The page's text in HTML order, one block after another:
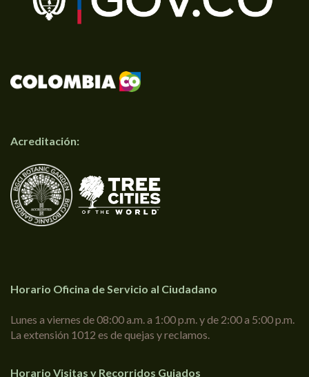
Acreditación:
Horario Oficina de Servicio al Ciudadano
Lunes a viernes de 08:00 a.m. a 1:00 p.m. y de 2:00 a 5:00 p.m.
La extensión 1012 es de quejas y reclamos.
Horario Visitas y Recorridos Guiados